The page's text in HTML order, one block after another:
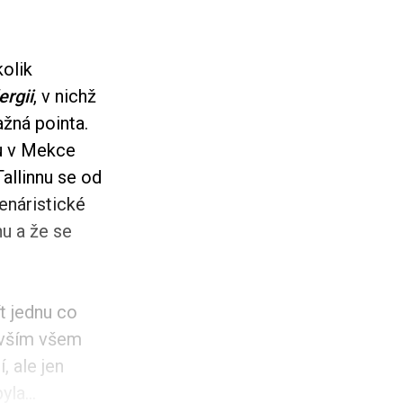
, v nichž
pointa.
v Mekce
se od
a že se
jednu co
všem
ale jen